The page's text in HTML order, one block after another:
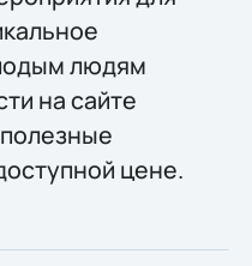
людям
на сайте
цене.